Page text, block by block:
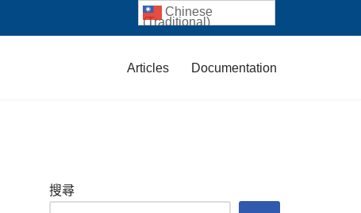
Articles Documentation
搜尋
Chinese
(Traditional)